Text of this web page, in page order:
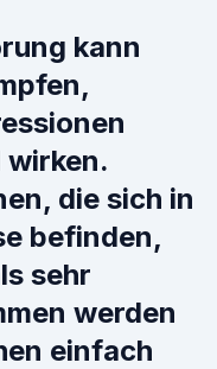
kann
die sich in
befinden,
sehr
werden
einfach